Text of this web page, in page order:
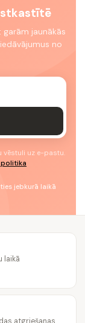
jaunākās
no
vēstuli uz e-pastu.
jebkurā laikā
laikā